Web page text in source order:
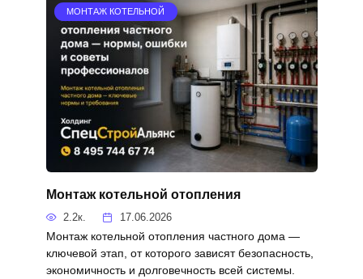
МОНТАЖ КОТЕЛЬНОЙ
Монтаж котельной отопления
2.2к. 17.06.2026
Монтаж котельной отопления частного дома —
ключевой этап, от которого зависят безопасность,
экономичность и долговечность всей системы.